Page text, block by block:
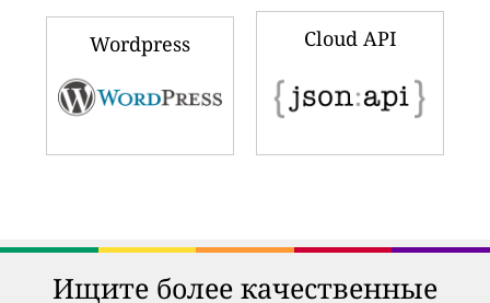
Wordpress Cloud API
Ищите более качественные